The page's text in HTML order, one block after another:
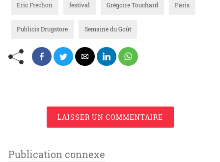
Eric Frechon festival Grégoire Touchard Paris
Publicis Drugstore Semaine du Goût
LAISSER UN COMMENTAIRE
Publication connexe